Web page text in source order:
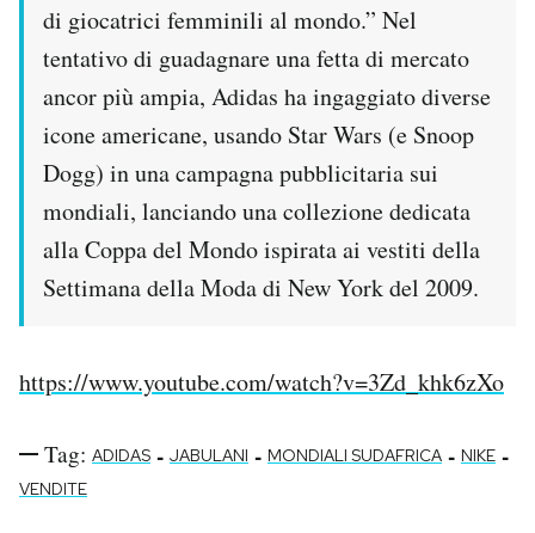
di giocatrici femminili al mondo.” Nel
tentativo di guadagnare una fetta di mercato
ancor più ampia, Adidas ha ingaggiato diverse
icone americane, usando Star Wars (e Snoop
Dogg) in una campagna pubblicitaria sui
mondiali, lanciando una collezione dedicata
alla Coppa del Mondo ispirata ai vestiti della
Settimana della Moda di New York del 2009.
https://www.youtube.com/watch?v=3Zd_khk6zXo
Tag: ADIDAS - JABULANI - MONDIALI SUDAFRICA - NIKE -
VENDITE